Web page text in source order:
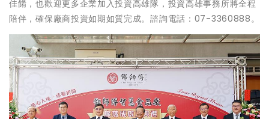
佳餚，也歡迎更多企業加入投資高雄隊，投資高雄事務所將全程
陪伴，確保廠商投資如期如質完成。諮詢電話：07-3360888。